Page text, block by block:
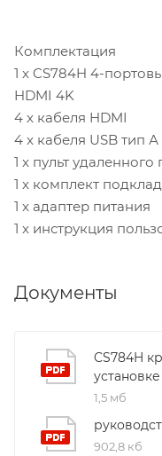
Комплектация
1 x CS784H 4-
HDMI 4K
4 x кабеля HDMI
4 x кабеля USB тип А
1 x пульт
1 x комплект
1 x адаптер питания
1 x инструкция
Документы
CS784H
установке
1,5 мб
902,8 кб